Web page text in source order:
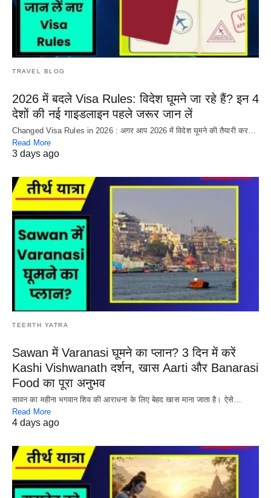
TRAVEL BLOG
2026 में बदले Visa Rules: विदेश घूमने जा रहे हैं? इन 4
देशों की नई गाइडलाइन पहले जरूर जान लें
Changed Visa Rules in 2026 : अगर आप 2026 में विदेश घूमने की तैयारी कर…
Read More
3 days ago
TEERTH YATRA
Sawan में Varanasi घूमने का प्लान? 3 दिन में करें
Kashi Vishwanath दर्शन, खास Aarti और Banarasi
Food का पूरा अनुभव
सावन का महीना भगवान शिव की आराधना के लिए बेहद खास माना जाता है। ऐसे…
Read More
4 days ago